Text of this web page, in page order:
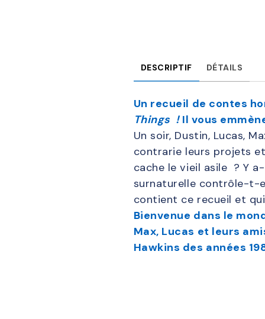
DESCRIPTIF DÉTAILS
Un recueil de contes
Things !Il vous
Un soir, Dustin, Lucas,
contrarie leurs projets
cache le vieil asile ? Y
surnaturelle contrôle-t-
contient ce recueil et
Bienvenue dans le
Max, Lucas et leurs
Hawkins des années